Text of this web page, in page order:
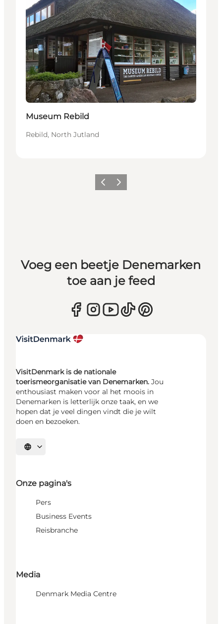
Museum Rebild
Rebild, North Jutland
Vorige Volgende
Voeg een beetje Denemarken
toe aan je feed
VisitDenmark is de nationale
toerismeorganisatie van Denemarken. Jou
enthousiast maken voor al het moois in
Denemarken is letterlijk onze taak, en we
hopen dat je veel dingen vindt die je wilt
doen en bezoeken.
Selecteer taal
Onze pagina's
Pers
Business Events
Reisbranche
Media
Denmark Media Centre